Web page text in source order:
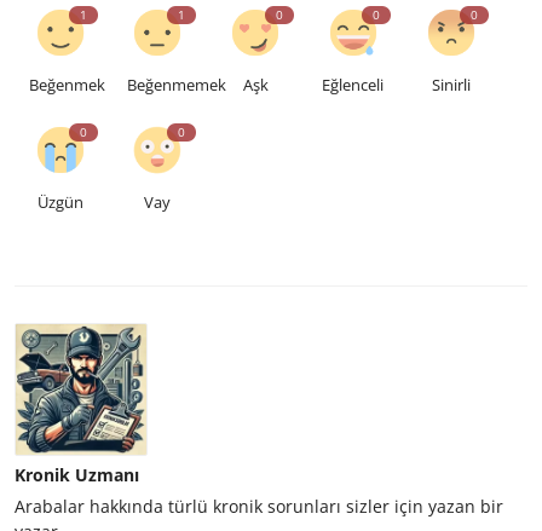
1
Beğenmek
1
Beğenmemek
0
Aşk
0
Eğlenceli
0
Sinirli
0
Üzgün
0
Vay
Kronik Uzmanı
Arabalar hakkında türlü kronik sorunları sizler için yazan bir